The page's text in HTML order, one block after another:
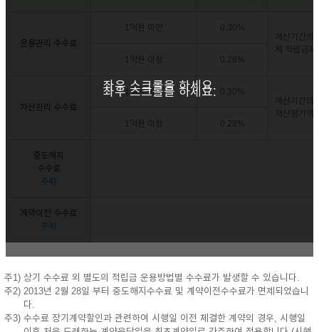
운용관리 수수료
1억원 미만
0.30%
계산기간
체 적립금
1억원 이상
0.28%
자산관리 수수료
1억원 미만
0.30%
계산기간
재산평가액
1억원 이상
0.28%
중도해지
수수료
주4)
계약이전 수수료
주4)
좌우 스크롤을 하세요.
좌우 스크롤을 하세요.
주1) 상기 수수료 외 별도의 적립금 운용방법별 수수료가 발생할 수 있습니다.
주2) 2013년 2월 28일 부터 중도해지수수료 및 계약이전수수료가 면제되었습니
다.
주3) 수수료 장기계약할인과 관련하여 시행일 이전 체결한 계약의 경우, 시행일